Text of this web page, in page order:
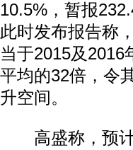
10.5%，暂报
此时发布报告称
当于2015及2016
平均的32倍，令
升空间。
高盛称，预计